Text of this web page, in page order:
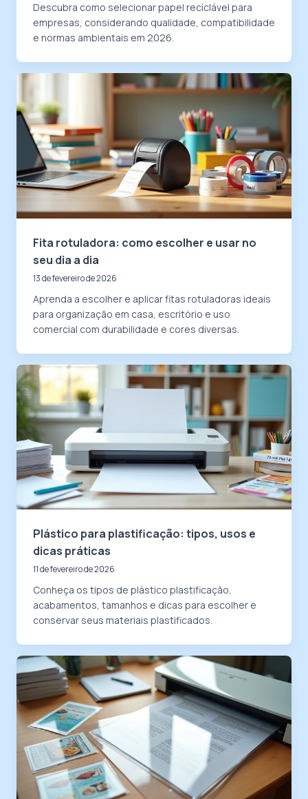
Descubra como selecionar papel reciclável para
empresas, considerando qualidade, compatibilidade
e normas ambientais em 2026.
Fita rotuladora: como escolher e usar no
seu dia a dia
13 de fevereiro de 2026
Aprenda a escolher e aplicar fitas rotuladoras ideais
para organização em casa, escritório e uso
comercial com durabilidade e cores diversas.
Plástico para plastificação: tipos, usos e
dicas práticas
11 de fevereiro de 2026
Conheça os tipos de plástico plastificação,
acabamentos, tamanhos e dicas para escolher e
conservar seus materiais plastificados.